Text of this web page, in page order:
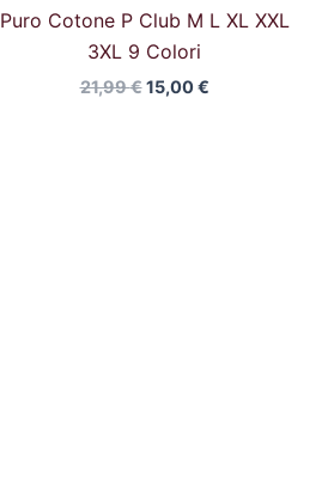
Puro Cotone P Club M L XL XXL
3XL 9 Colori
21,99€ 15,00€